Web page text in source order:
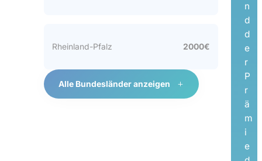
Rheinland-Pfalz 2000€
Alle Bundesländer anzeigen
n
d
d
e
r
P
r
ä
m
i
e